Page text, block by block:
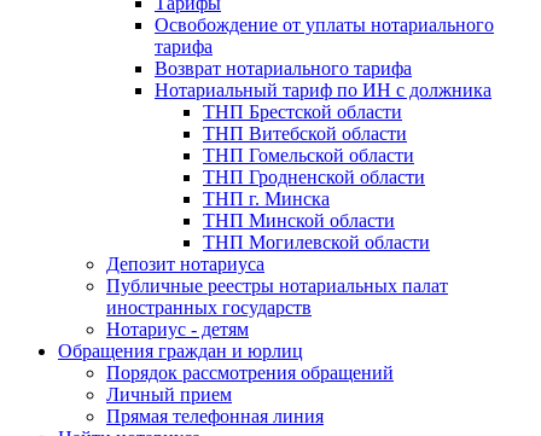
Освобождение от уплаты нотариального
тарифа
Возврат нотариального тарифа
Нотариальный тариф по ИН с должника
ТНП Брестской области
ТНП Витебской области
ТНП Гомельской области
ТНП Гродненской области
ТНП г. Минска
ТНП Минской области
ТНП Могилевской области
Депозит нотариуса
Публичные реестры нотариальных палат
иностранных государств
Нотариус - детям
Обращения граждан и юрлиц
Порядок рассмотрения обращений
Личный прием
Прямая телефонная линия